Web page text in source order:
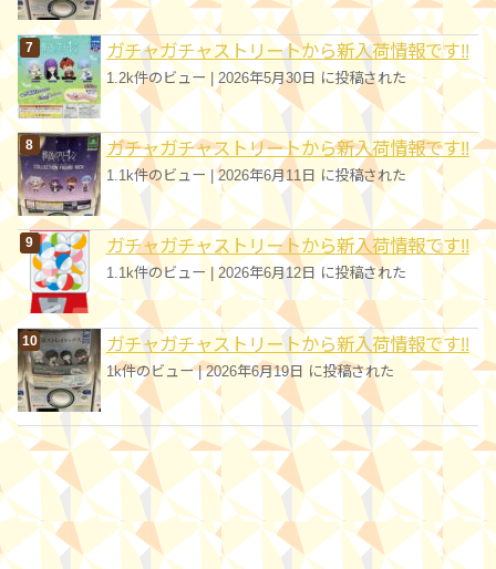
ガチャガチャストリートから新入荷情報です!!
1.2k件のビュー |2026年5月30日 に投稿された
ガチャガチャストリートから新入荷情報です!!
1.1k件のビュー|2026年6月11日 に投稿された
ガチャガチャストリートから新入荷情報です!!
1.1k件のビュー |2026年6月12日 に投稿された
ガチャガチャストリートから新入荷情報です!!
1k件のビュー|2026年6月19日 に投稿された